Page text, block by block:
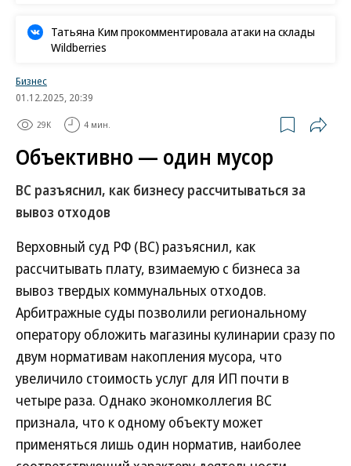
Татьяна Ким прокомментировала атаки на склады
Wildberries
Бизнес
01.12.2025, 20:39
29K 4 мин.
Объективно — один мусор
ВС разъяснил, как бизнесу рассчитываться за
вывоз отходов
Верховный суд РФ (ВС) разъяснил, как
рассчитывать плату, взимаемую с бизнеса за
вывоз твердых коммунальных отходов.
Арбитражные суды позволили региональному
оператору обложить магазины кулинарии сразу по
двум нормативам накопления мусора, что
увеличило стоимость услуг для ИП почти в
четыре раза. Однако экономколлегия ВС
признала, что к одному объекту может
применяться лишь один норматив, наиболее